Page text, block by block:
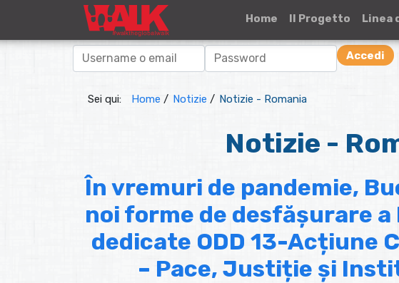
Home Il Progetto Linea
Accedi
Sei qui: Home / Notizie / Notizie - Romania
Notizie -
În vremuri de pandemie,
noi forme de desfășurare
dedicate ODD 13-Acțiune
– Pace, Justiție și